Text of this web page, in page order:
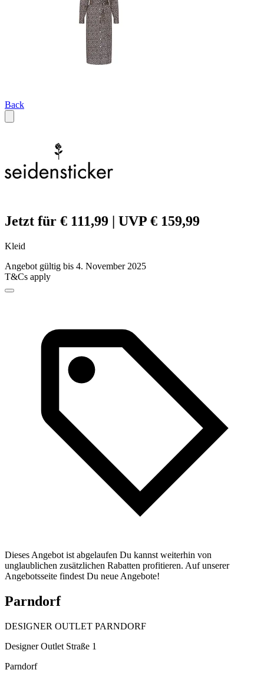
Back
Jetzt für € 111,99 | UVP € 159,99
Kleid
Angebot gültig bis 4. November 2025
T&Cs apply
Dieses Angebot ist abgelaufen Du kannst weiterhin von
unglaublichen zusätzlichen Rabatten profitieren. Auf unserer
Angebotsseite findest Du neue Angebote!
Parndorf
DESIGNER OUTLET PARNDORF
Designer Outlet Straße 1
Parndorf